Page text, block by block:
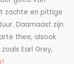
zachte en pittige
Daarnaast zijn
thee, alsook
Earl Grey,